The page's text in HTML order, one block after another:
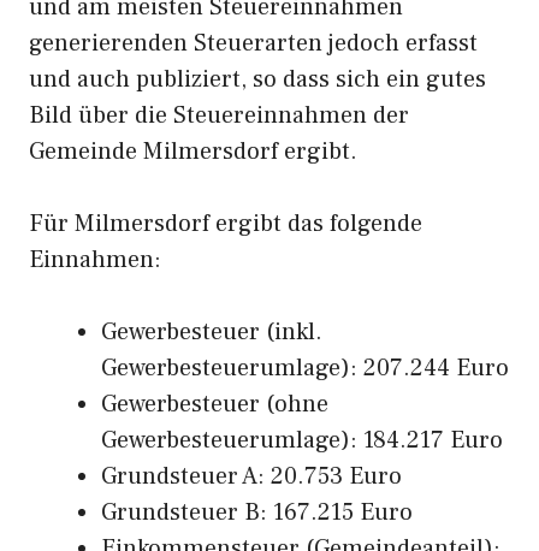
und am meisten Steuereinnahmen
generierenden Steuerarten jedoch erfasst
und auch publiziert, so dass sich ein gutes
Bild über die Steuereinnahmen der
Gemeinde Milmersdorf ergibt.
Für Milmersdorf ergibt das folgende
Einnahmen:
Gewerbesteuer (inkl.
Gewerbesteuerumlage): 207.244 Euro
Gewerbesteuer (ohne
Gewerbesteuerumlage): 184.217 Euro
Grundsteuer A: 20.753 Euro
Grundsteuer B: 167.215 Euro